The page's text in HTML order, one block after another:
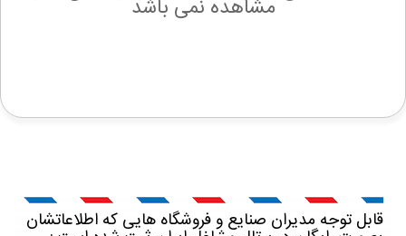
مشاهده نمی باشد
قابل توجه مدیران صنایع و فروشگاه هایی که اطلاعاتشان